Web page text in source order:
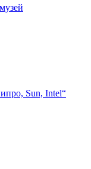
Sun, Intel“